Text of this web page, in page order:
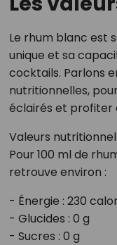
Le rhum blanc est
unique et sa
cocktails. Parlons
nutritionnelles,
éclairés et profiter
Valeurs
Pour 100 ml de
retrouve environ :
- Énergie : 230
- Glucides : 0 g
- Sucres : 0 g